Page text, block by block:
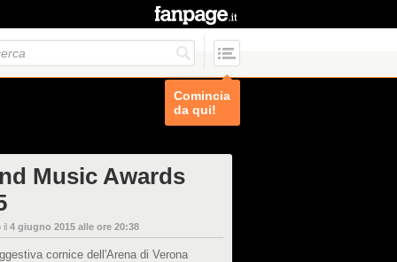
Comincia
da qui!
Music Awards
il 4 giugno 2015 alle ore 20:38
cornice dell'Arena di Verona